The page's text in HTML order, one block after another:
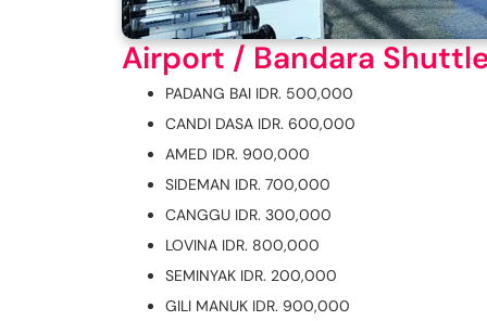
Airport / Bandara
PADANG BAI IDR. 500,000
CANDI DASA IDR. 600,000
AMED IDR. 900,000
SIDEMAN IDR. 700,000
CANGGU IDR. 300,000
LOVINA IDR. 800,000
SEMINYAK IDR. 200,000
GILI MANUK IDR. 900,000